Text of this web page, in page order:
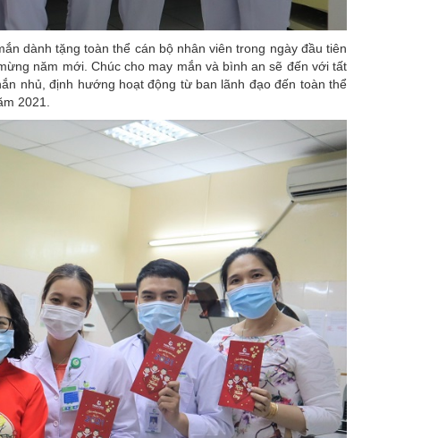
dành tặng toàn thể cán bộ nhân viên trong ngày đầu tiên
năm mới. Chúc cho may mắn và bình an sẽ đến với tất
nhủ, định hướng hoạt động từ ban lãnh đạo đến toàn thể
2021.